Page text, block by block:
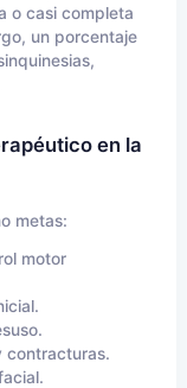
o casi completa
un porcentaje
en la
metas:
motor
contracturas.